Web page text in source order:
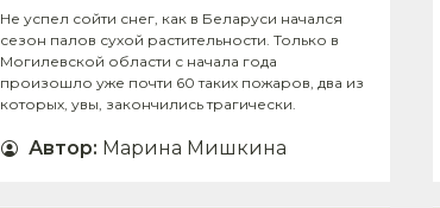
Не успел сойти снег, как в Беларуси начался
сезон палов сухой растительности. Только в
Могилевской области с начала года
произошло уже почти 60 таких пожаров, два из
которых, увы, закончились трагически.
Автор: Марина Мишкина